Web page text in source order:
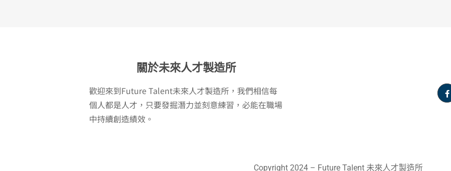
關於未來人才製造所
歡迎來到Future Talent未來人才製造所，我們相信每
個人都是人才，只要發掘潛力並刻意練習，必能在職場
中持續創造績效。
Copyright 2024 – Future Talent 未來人才製造所